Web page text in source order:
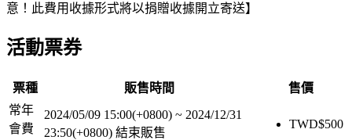
意！此費用收據形式將以捐贈收據開立寄送】
活動票券
票種 販售時間
售價
常年
會費
2024/05/09 15:00(+0800) ~ 2024/12/31
23:50(+0800) 結束販售
TWD$500